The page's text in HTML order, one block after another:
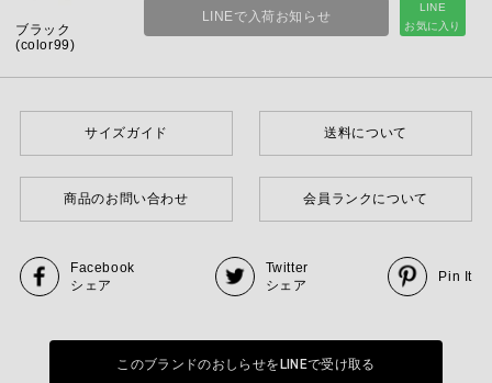
ブラック
(color99)
LINE
お気に入り
LINEで入荷お知らせ
サイズガイド 送料について
商品のお問い合わせ 会員ランクについて
Facebook
シェア
Twitter
シェア
Pin It
このブランドのおしらせをLINEで受け取る